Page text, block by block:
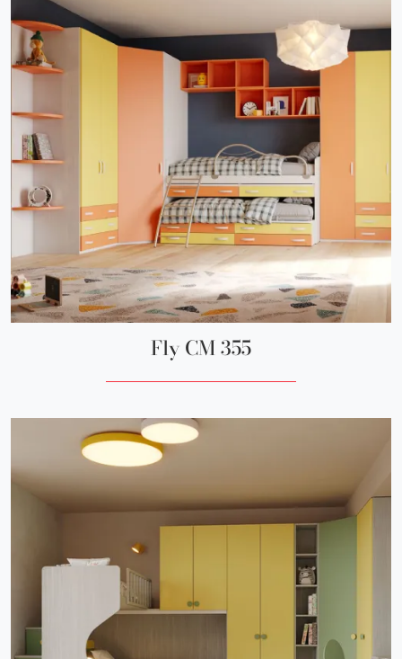
Fly CM 355